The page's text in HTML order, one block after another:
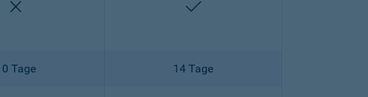
enthalten
Tage 14 Tage